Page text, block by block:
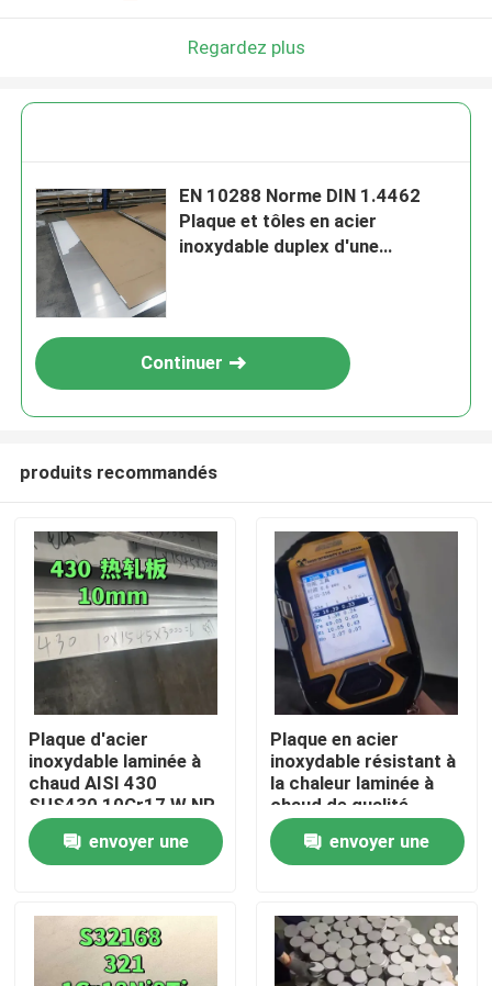
À la maison
Vidéos
Regardez plus
EN 10288 Norme DIN 1.4462
Plaque et tôles en acier
inoxydable duplex d'une
Continuer
produits recommandés
Plaque d'acier
inoxydable laminée à
chaud AISI 430
SUS430 10Cr17 W.NR
1.4016 Surface NO.1
10*1500*6000
envoyer une
Plaque en acier
inoxydable résistant à
la chaleur laminée à
chaud de qualité
253MA / S30815 avec
surface de décapage
envoyer une